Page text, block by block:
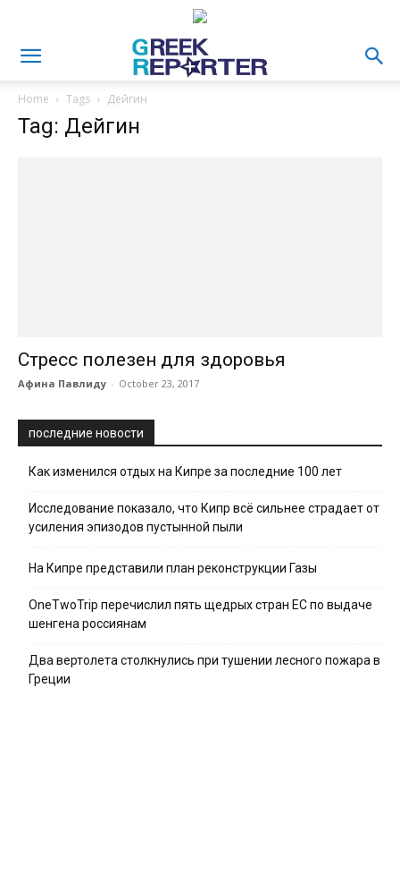
Home Tags Дейгин
Tag: Дейгин
Стресс полезен для здоровья
Афина Павлиду - October 23, 2017
последние новости
Как изменился отдых на Кипре за последние 100 лет
Исследование показало, что Кипр всё сильнее страдает от
усиления эпизодов пустынной пыли
На Кипре представили план реконструкции Газы
OneTwoTrip перечислил пять щедрых стран ЕС по выдаче
шенгена россиянам
Два вертолета столкнулись при тушении лесного пожара в
Греции